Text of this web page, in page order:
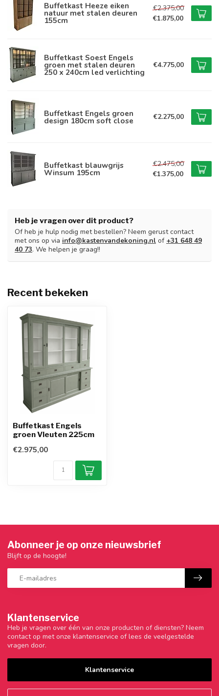
Buffetkast Heeze eiken
natuur met stalen deuren
155cm
€2.375,00
€1.875,00
Buffetkast Soest Engels
groen met stalen deuren
250 x 240cm led verlichting
€4.775,00
Buffetkast Engels groen
design 180cm soft close €2.275,00
Buffetkast blauwgrijs
Winsum 195cm
€2.475,00
€1.375,00
Heb je vragen over dit product?
Of heb je hulp nodig met bestellen? Neem gerust contact
met ons op via info@kastenvandekoning.nl of +31 648 49
40 73. We helpen je graag!!
Recent bekeken
Buffetkast Engels
groen Vleuten 225cm
€2.975,00
Klantenservice
Heb je vragen over één van onze producten of diensten? Neem
contact op met onze klantenservice of lees de veelgestelde
vragen door.
Klantenservice
Abonneer je op onze nieuwsbrief
Blijft op de hoogte!